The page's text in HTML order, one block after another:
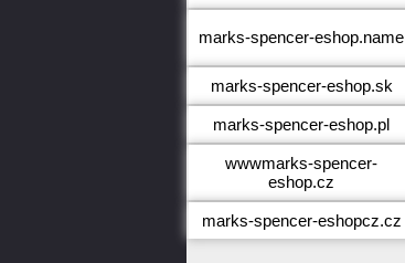
marks-spencer-eshop.name
marks-spencer-eshop.sk
marks-spencer-eshop.pl
wwwmarks-spencer-
eshop.cz
marks-spencer-eshopcz.cz